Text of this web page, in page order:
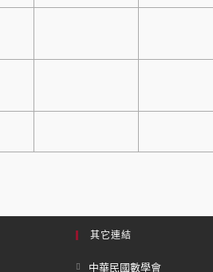
其它連結
中華民國數學會